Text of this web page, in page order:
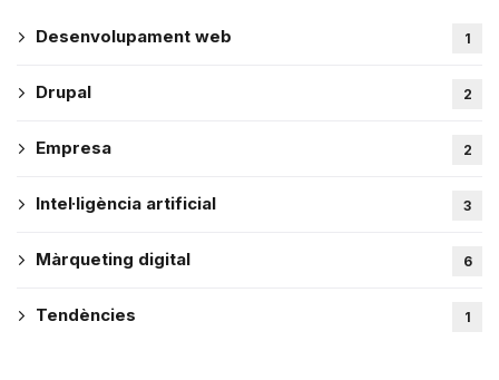
Desenvolupament web 1
Drupal 2
Empresa 2
Intel·ligència artificial 3
Màrqueting digital 6
Tendències 1